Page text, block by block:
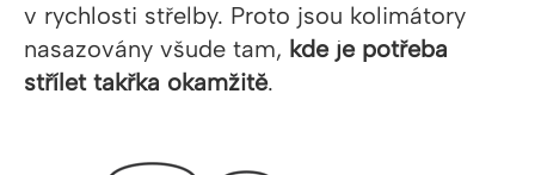
v rychlosti střelby. Proto jsou kolimátory
nasazovány všude tam, kde je potřeba
střílet takřka okamžitě.